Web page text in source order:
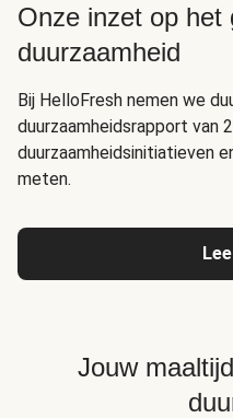
Onze inzet op het
duurzaamheid
Bij HelloFresh nemen we
duurzaamheidsrapport van
duurzaamheidsinitiatieven
meten.
Jouw